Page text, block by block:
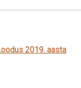
2019. aasta